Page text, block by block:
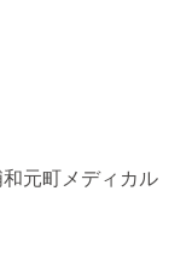
元町メディカル